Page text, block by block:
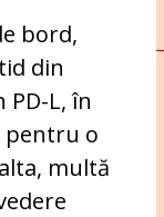
bord,
din
L, în
pentru o
multă